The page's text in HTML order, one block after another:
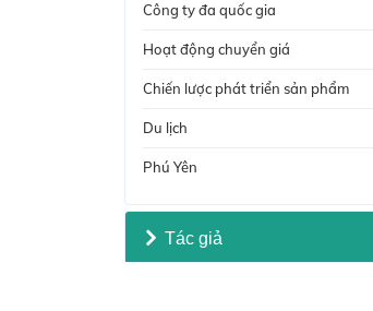
Công ty đa quốc gia
Hoạt động chuyển giá
Chiến lược phát triển sản phẩm
Du lịch
Phú Yên
Tác giả